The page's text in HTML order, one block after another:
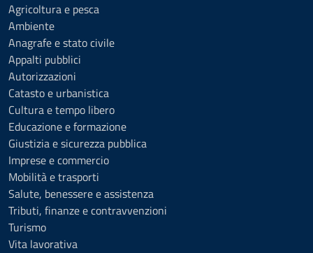
Agricoltura e pesca
Ambiente
Anagrafe e stato civile
Appalti pubblici
Autorizzazioni
Catasto e urbanistica
Cultura e tempo libero
Educazione e formazione
Giustizia e sicurezza pubblica
Imprese e commercio
Mobilità e trasporti
Salute, benessere e assistenza
Tributi, finanze e contravvenzioni
Turismo
Vita lavorativa